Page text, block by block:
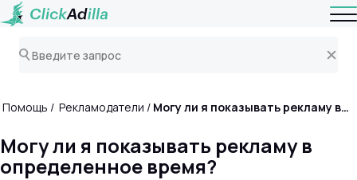
Помощь Рекламодатели Могу ли я показывать рекламу в определенное время?
Могу ли я показывать рекламу в
определенное время?